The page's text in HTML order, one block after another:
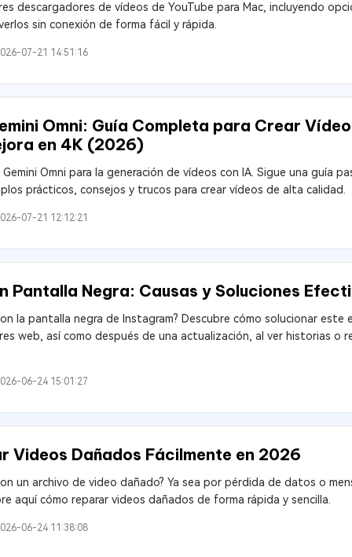
descargadores de vídeos de YouTube para Mac, incluyendo
sin conexión de forma fácil y rápida.
07-21 14:51:16
Omni: Guía Completa para Crear
en 4K (2026)
Omni para la generación de vídeos con IA. Sigue una guía
prácticos, consejos y trucos para crear vídeos de alta calidad.
07-21 12:12:21
Pantalla Negra: Causas y Soluciones
la pantalla negra de Instagram? Descubre cómo solucionar este
web, así como después de una actualización, al ver historias o
06-24 15:01:27
Videos Dañados Fácilmente en 2026
un archivo de video dañado? Ya sea por pérdida de datos o
aquí cómo reparar videos dañados de forma rápida y sencilla.
06-24 11:38:08